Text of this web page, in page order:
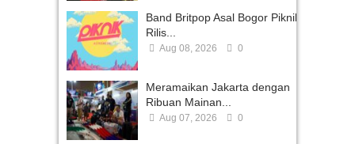
Band Britpop Asal Bogor Piknik
Rilis...
Aug 08, 2026 0
Meramaikan Jakarta dengan
Ribuan Mainan...
Aug 07, 2026 0